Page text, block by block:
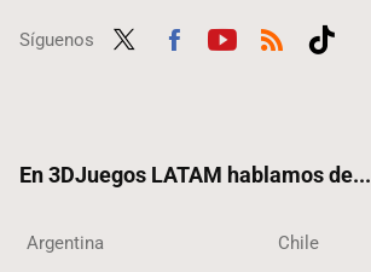
Síguenos
En 3DJuegos LATAM hablamos de...
Argentina Chile